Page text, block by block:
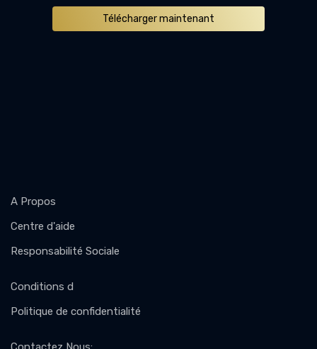
Télécharger maintenant
A Propos
Centre d'aide
Responsabilité Sociale
Conditions d
Politique de confidentialité